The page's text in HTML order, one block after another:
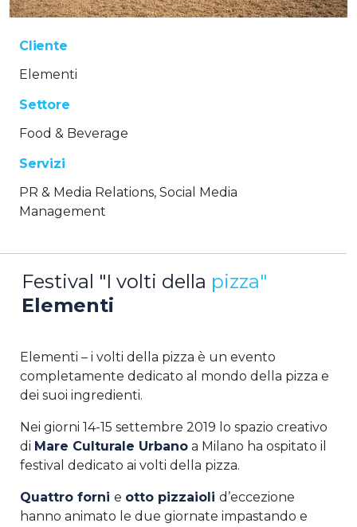
Cliente
Elementi
Settore
Food & Beverage
Servizi
PR & Media Relations, Social Media
Management
Festival "I volti della pizza"
Elementi
Elementi – i volti della pizza è un evento
completamente dedicato al mondo della pizza e
dei suoi ingredienti.
Nei giorni 14-15 settembre 2019 lo spazio creativo
di Mare Culturale Urbano a Milano ha ospitato il
festival dedicato ai volti della pizza.
Quattro forni e otto pizzaioli d’eccezione
hanno animato le due giornate impastando e